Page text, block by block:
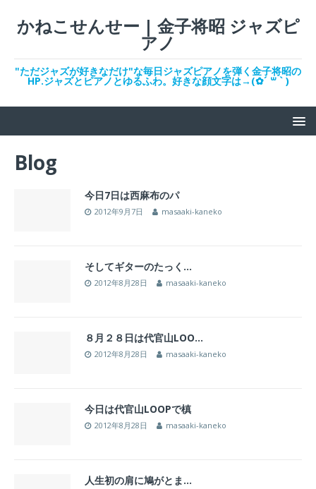
かねこせんせー | 金子将昭 ジャズピ
アノ
"ただジャズが好きなだけ"な毎日ジャズピアノを弾く金子将昭の
HP.ジャズとピアノとゆるふわ。好きな顔文字は→(✿︎´ ꒳ ` )
Blog
今日7日は西麻布のパ
2012年9月7日 masaaki-kaneko
そしてギターのたっく…
2012年8月28日 masaaki-kaneko
８月２８日は代官山LOO…
2012年8月28日 masaaki-kaneko
今日は代官山LOOPで槙
2012年8月28日 masaaki-kaneko
人生初の肩に鳩がとま…